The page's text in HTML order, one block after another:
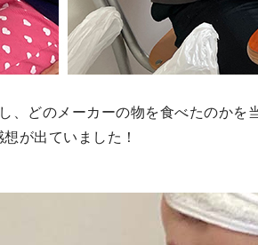
どのメーカーの物を食べたのかを
が出ていました！